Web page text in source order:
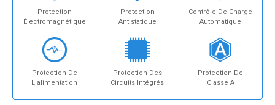
Protection
Électromagnétique
Protection
Antistatique
Contrôle De Charge
Automatique
Protection De
L'alimentation
Protection Des
Circuits Intégrés
Protection De
Classe A